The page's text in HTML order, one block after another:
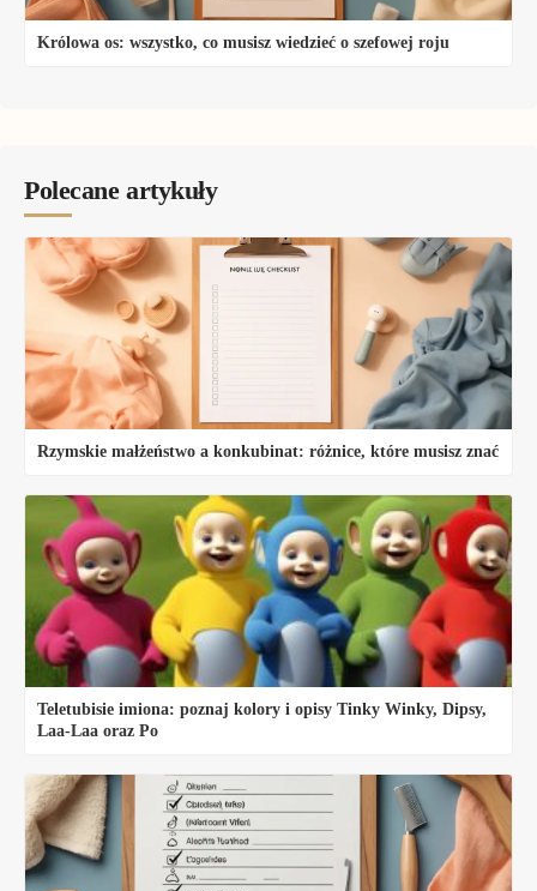
Królowa os: wszystko, co musisz wiedzieć o szefowej roju
Polecane artykuły
Rzymskie małżeństwo a konkubinat: różnice, które musisz znać
Teletubisie imiona: poznaj kolory i opisy Tinky Winky, Dipsy,
Laa-Laa oraz Po